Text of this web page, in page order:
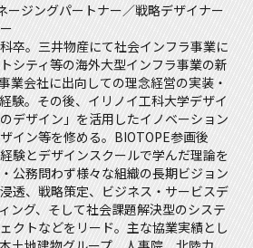
ージングパートナー／戦略デザイナー
卒。三井物産にて社会インフラ事業に
シティ等の海外大型インフラ事業の新
業会社に出向しての理念経営の実装・
験。その後、イリノイ工科大学デザイ
デザイン」を活用したイノベーション
イン等を修める。BIOTOPE参画後
験とデザインスクールで学んだ理論を
公務問わず様々な組織の長期ビジョン
透、戦略策定、ビジネス・サービスデ
ング、そして社会課題解決型のシステ
クトなどをリード。主な協業実績とし